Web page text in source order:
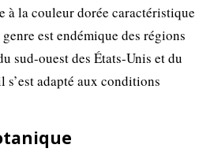
à la couleur dorée caractéristique
est endémique des régions
sud-ouest des États-Unis et du
adapté aux conditions